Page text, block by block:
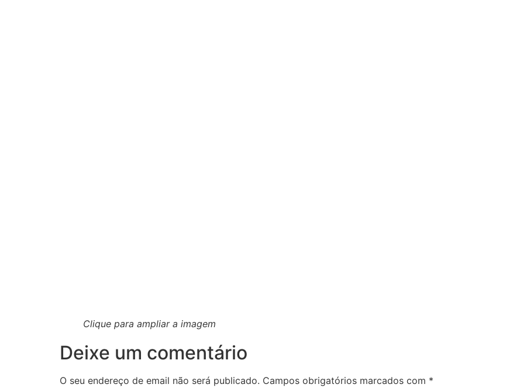
Clique para ampliar a imagem
Deixe um comentário
O seu endereço de email não será publicado. Campos obrigatórios marcados com *